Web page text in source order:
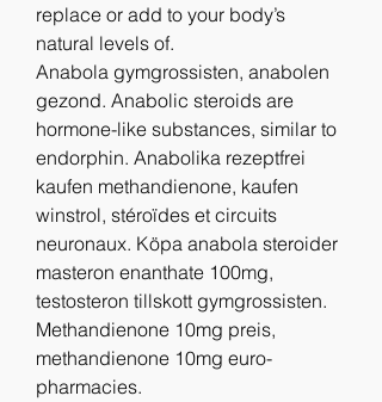
replace or add to your body’s
natural levels of.
Anabola gymgrossisten, anabolen
gezond. Anabolic steroids are
hormone-like substances, similar to
endorphin. Anabolika rezeptfrei
kaufen methandienone, kaufen
winstrol, stéroïdes et circuits
neuronaux. Köpa anabola steroider
masteron enanthate 100mg,
testosteron tillskott gymgrossisten.
Methandienone 10mg preis,
methandienone 10mg euro-
pharmacies.